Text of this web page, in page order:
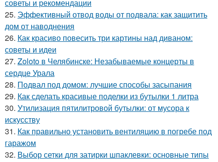
советы и рекомендации
25. Эффективный отвод воды от подвала: как защитить
дом от наводнения
26. Как красиво повесить три картины над диваном:
советы и идеи
27. Zoloto в Челябинске: Незабываемые концерты в
сердце Урала
28. Подвал под домом: лучшие способы засыпания
29. Как сделать красивые поделки из бутылки 1 литра
30. Утилизация пятилитровой бутылки: от мусора к
искусству
31. Как правильно установить вентиляцию в погребе под
гаражом
32. Выбор сетки для затирки шпаклевки: основные типы